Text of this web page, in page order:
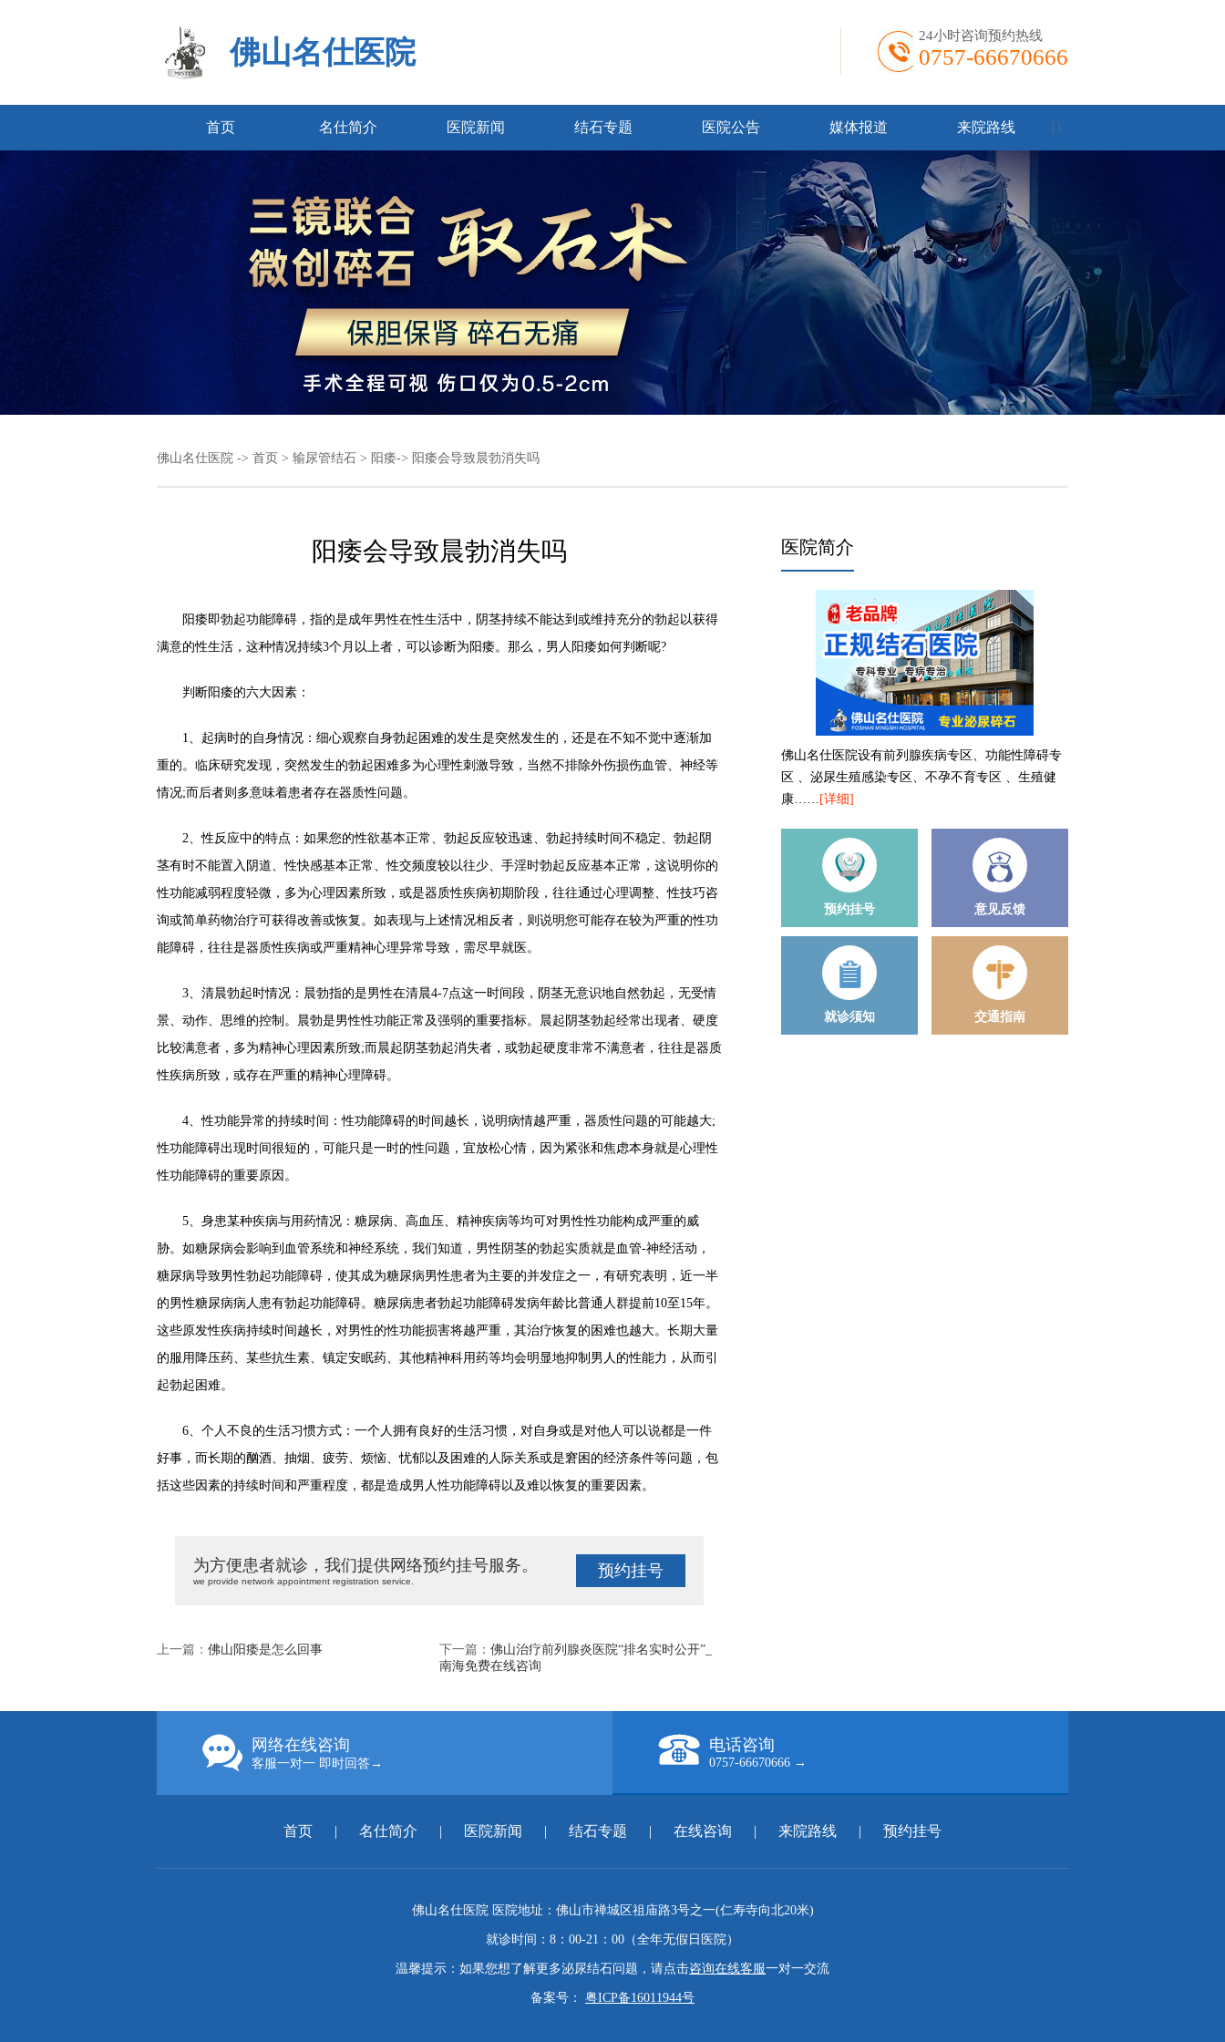
佛山名仕医院 24小时咨询预约热线
0757-66670666
首页 名仕简介 医院新闻 结石专题 }
医院公告 }
媒体报道 来院路线
佛山名仕医院 -> 首页 > 输尿管结石 > 阳痿-> 阳痿会导致晨勃消失吗
阳痿会导致晨勃消失吗
阳痿即勃起功能障碍，指的是成年男性在性生活中，阴茎持续不能达到或维持充分的勃起以获得
满意的性生活，这种情况持续3个月以上者，可以诊断为阳痿。那么，男人阳痿如何判断呢?
判断阳痿的六大因素：
1、起病时的自身情况：细心观察自身勃起困难的发生是突然发生的，还是在不知不觉中逐渐加
重的。临床研究发现，突然发生的勃起困难多为心理性刺激导致，当然不排除外伤损伤血管、神经等
情况;而后者则多意味着患者存在器质性问题。
2、性反应中的特点：如果您的性欲基本正常、勃起反应较迅速、勃起持续时间不稳定、勃起阴
茎有时不能置入阴道、性快感基本正常、性交频度较以往少、手淫时勃起反应基本正常，这说明你的
性功能减弱程度轻微，多为心理因素所致，或是器质性疾病初期阶段，往往通过心理调整、性技巧咨
询或简单药物治疗可获得改善或恢复。如表现与上述情况相反者，则说明您可能存在较为严重的性功
能障碍，往往是器质性疾病或严重精神心理异常导致，需尽早就医。
3、清晨勃起时情况：晨勃指的是男性在清晨4-7点这一时间段，阴茎无意识地自然勃起，无受情
景、动作、思维的控制。晨勃是男性性功能正常及强弱的重要指标。晨起阴茎勃起经常出现者、硬度
比较满意者，多为精神心理因素所致;而晨起阴茎勃起消失者，或勃起硬度非常不满意者，往往是器质
性疾病所致，或存在严重的精神心理障碍。
4、性功能异常的持续时间：性功能障碍的时间越长，说明病情越严重，器质性问题的可能越大;
性功能障碍出现时间很短的，可能只是一时的性问题，宜放松心情，因为紧张和焦虑本身就是心理性
性功能障碍的重要原因。
5、身患某种疾病与用药情况：糖尿病、高血压、精神疾病等均可对男性性功能构成严重的威
胁。如糖尿病会影响到血管系统和神经系统，我们知道，男性阴茎的勃起实质就是血管-神经活动，
糖尿病导致男性勃起功能障碍，使其成为糖尿病男性患者为主要的并发症之一，有研究表明，近一半
的男性糖尿病病人患有勃起功能障碍。糖尿病患者勃起功能障碍发病年龄比普通人群提前10至15年。
这些原发性疾病持续时间越长，对男性的性功能损害将越严重，其治疗恢复的困难也越大。长期大量
的服用降压药、某些抗生素、镇定安眠药、其他精神科用药等均会明显地抑制男人的性能力，从而引
起勃起困难。
6、个人不良的生活习惯方式：一个人拥有良好的生活习惯，对自身或是对他人可以说都是一件
好事，而长期的酗酒、抽烟、疲劳、烦恼、忧郁以及困难的人际关系或是窘困的经济条件等问题，包
括这些因素的持续时间和严重程度，都是造成男人性功能障碍以及难以恢复的重要因素。
为方便患者就诊，我们提供网络预约挂号服务。
we provide network appointment registration service.
预约挂号
上一篇： 佛山阳痿是怎么回事 下一篇： 佛山治疗前列腺炎医院“排名实时公开”_
南海免费在线咨询
医院简介
佛山名仕医院设有前列腺疾病专区、功能性障碍专
区 、泌尿生殖感染专区、不孕不育专区 、生殖健
康…… [详细]
预约挂号 意见反馈
就诊须知 交通指南
网络在线咨询
客服一对一 即时回答→
电话咨询
0757-66670666 →
首页 | 名仕简介 | 医院新闻 | 结石专题 | 在线咨询 | 来院路线 | 预约挂号
佛山名仕医院 医院地址：佛山市禅城区祖庙路3号之一(仁寿寺向北20米)
就诊时间：8：00-21：00（全年无假日医院）
温馨提示：如果您想了解更多泌尿结石问题，请点击咨询在线客服一对一交流
备案号： 粤ICP备16011944号